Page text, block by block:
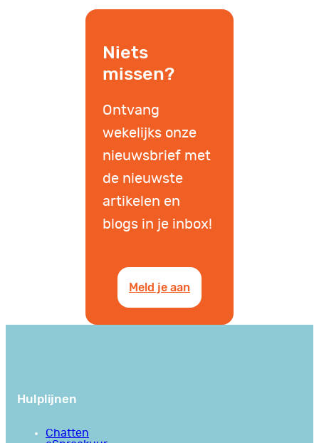
Niets
missen?
Ontvang
wekelijks onze
nieuwsbrief met
de nieuwste
artikelen en
blogs in je inbox!
Meld je aan
Hulplijnen
Chatten